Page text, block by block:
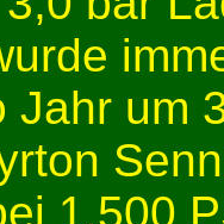
Jahr um
1.500